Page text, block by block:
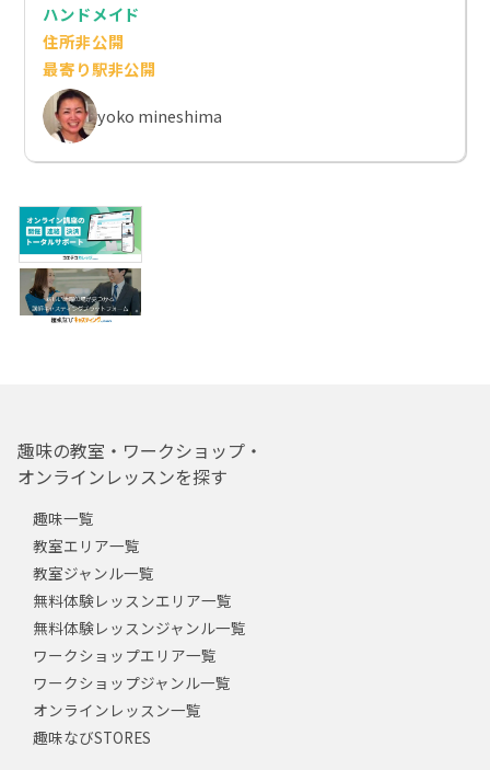
ハンドメイド
住所非公開
最寄り駅非公開
yoko mineshima
趣味の教室・ワークショップ・
オンラインレッスンを探す
趣味一覧
教室エリア一覧
教室ジャンル一覧
無料体験レッスンエリア一覧
無料体験レッスンジャンル一覧
ワークショップエリア一覧
ワークショップジャンル一覧
オンラインレッスン一覧
趣味なびSTORES